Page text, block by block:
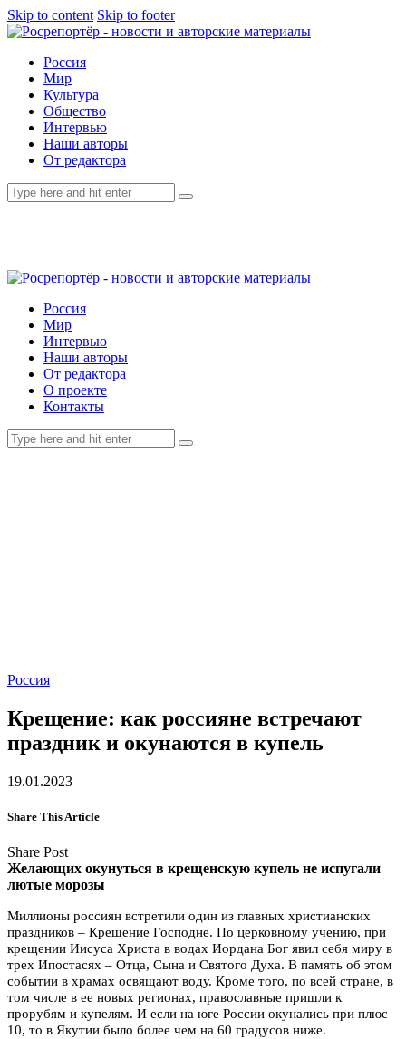
Skip to content Skip to footer
Россия
Мир
Культура
Общество
Интервью
Наши авторы
От редактора
Россия
Мир
Интервью
Наши авторы
От редактора
О проекте
Контакты
Россия
Крещение: как россияне встречают
праздник и окунаются в купель
19.01.2023
Share This Article
Share Post
Желающих окунуться в крещенскую купель не испугали
лютые морозы
Миллионы россиян встретили один из главных христианских
праздников – Крещение Господне. По церковному учению, при
крещении Иисуса Христа в водах Иордана Бог явил себя миру в
трех Ипостасях – Отца, Сына и Святого Духа. В память об этом
событии в храмах освящают воду. Кроме того, по всей стране, в
том числе в ее новых регионах, православные пришли к
прорубям и купелям. И если на юге России окунались при плюс
10, то в Якутии было более чем на 60 градусов ниже.